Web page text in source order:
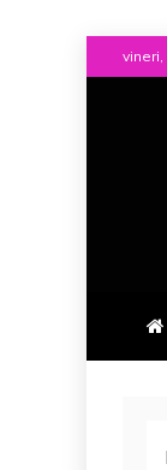
to
vineri,